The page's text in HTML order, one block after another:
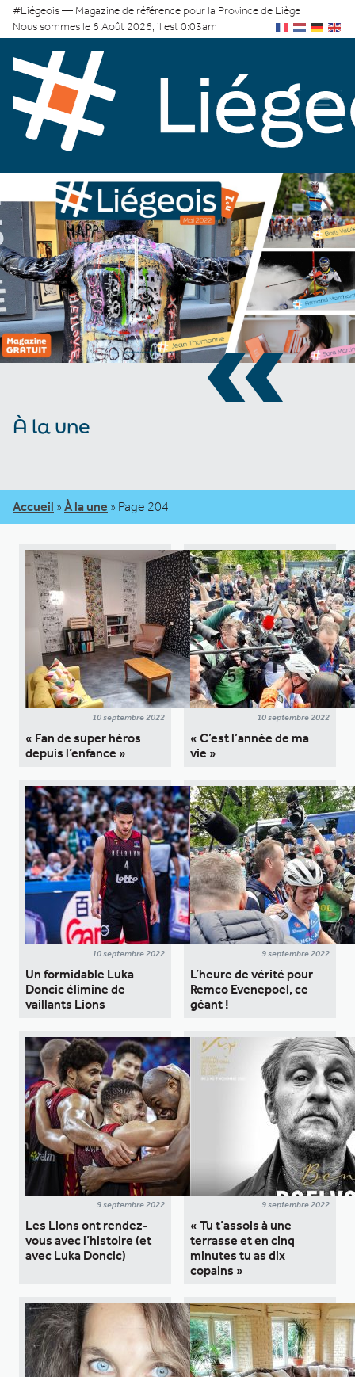
#Liégeois — Magazine de référence pour la Province de Liège
Nous sommes le 6 Août 2026, il est 0:03am
«
À la une
Accueil » À la une » Page 204
10 septembre 2022
« Fan de super héros
depuis l’enfance »
10 septembre 2022
« C’est l’année de ma
vie »
10 septembre 2022
Un formidable Luka
Doncic élimine de
vaillants Lions
9 septembre 2022
L’heure de vérité pour
Remco Evenepoel, ce
géant !
9 septembre 2022
Les Lions ont rendez-
vous avec l’histoire (et
avec Luka Doncic)
9 septembre 2022
« Tu t’assois à une
terrasse et en cinq
minutes tu as dix
copains »